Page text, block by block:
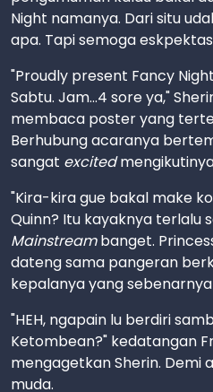
Night namanya. Dari situ
apa. Tapi semoga
"Proudly present Fancy
Sabtu. Jam...4 sore ya,"
membaca poster yang
Berhubung acaranya
sangat excited
"Kira-kira gue bakal make
Quinn? Itu kayaknya terlalu
Mainstreambanget.
dateng sama pangeran
kepalanya yang
"HEH, ngapain lu berdiri
Ketombean?" kedatangan
mengagetkan Sherin. Demi
muda.